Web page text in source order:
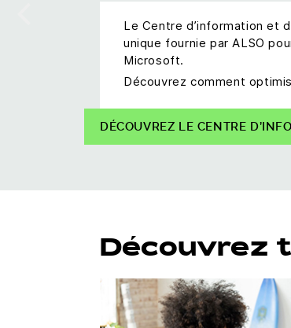
Le Centre d’information et
unique fournie par ALSO
Microsoft.
Découvrez comment
DÉCOUVREZ LE CENTRE
Découvrez